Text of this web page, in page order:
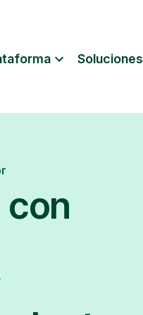
Soluciones
con